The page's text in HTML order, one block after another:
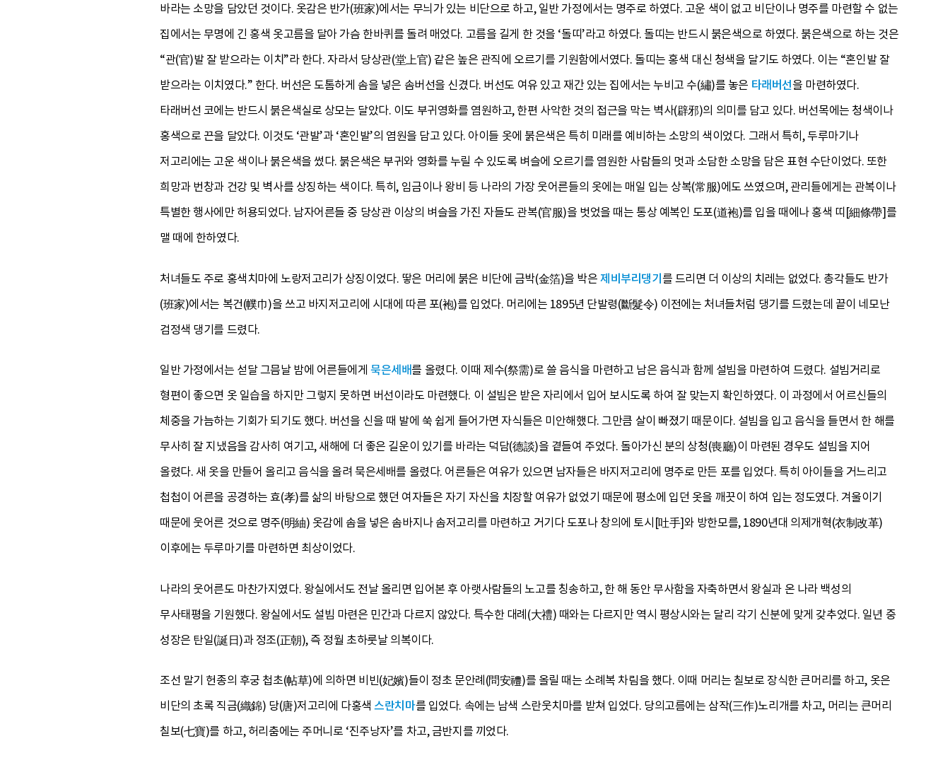
바라는 소망을 담았던 것이다. 옷감은 반가(班家)에서는 무늬가 있는 비단으로 하고, 일반 가정에서는 명주로 하였다. 고운 색이 없고 비단이나 명주를 마련할 수 없는
집에서는 무명에 긴 홍색 옷고름을 달아 가슴 한바퀴를 돌려 매었다. 고름을 길게 한 것을 ‘돌띠’라고 하였다. 돌띠는 반드시 붉은색으로 하였다. 붉은색으로 하는 것은
“관(官)발 잘 받으라는 이치”라 한다. 자라서 당상관(堂上官) 같은 높은 관직에 오르기를 기원함에서였다. 돌띠는 홍색 대신 청색을 달기도 하였다. 이는 “혼인발 잘
받으라는 이치였다.” 한다. 버선은 도톰하게 솜을 넣은 솜버선을 신겼다. 버선도 여유 있고 재간 있는 집에서는 누비고 수(繡)를 놓은 타래버선을 마련하였다.
타래버선 코에는 반드시 붉은색실로 상모는 달았다. 이도 부귀영화를 염원하고, 한편 사악한 것의 접근을 막는 벽사(辟邪)의 의미를 담고 있다. 버선목에는 청색이나
홍색으로 끈을 달았다. 이것도 ‘관발’과 ‘혼인발’의 염원을 담고 있다. 아이들 옷에 붉은색은 특히 미래를 예비하는 소망의 색이었다. 그래서 특히, 두루마기나
저고리에는 고운 색이나 붉은색을 썼다. 붉은색은 부귀와 영화를 누릴 수 있도록 벼슬에 오르기를 염원한 사람들의 멋과 소담한 소망을 담은 표현 수단이었다. 또한
희망과 번창과 건강 및 벽사를 상징하는 색이다. 특히, 임금이나 왕비 등 나라의 가장 웃어른들의 옷에는 매일 입는 상복(常服)에도 쓰였으며, 관리들에게는 관복이나
특별한 행사에만 허용되었다. 남자어른들 중 당상관 이상의 벼슬을 가진 자들도 관복(官服)을 벗었을 때는 통상 예복인 도포(道袍)를 입을 때에나 홍색 띠[細條帶]를
맬 때에 한하였다.
처녀들도 주로 홍색치마에 노랑저고리가 상징이었다. 땋은 머리에 붉은 비단에 금박(金箔)을 박은제비부리댕기를 드리면 더 이상의 치레는 없었다. 총각들도 반가
(班家)에서는 복건(幞巾)을 쓰고 바지저고리에 시대에 따른 포(袍)를 입었다. 머리에는 1895년 단발령(斷髮令) 이전에는 처녀들처럼 댕기를 드렸는데 끝이 네모난
검정색 댕기를 드렸다.
일반 가정에서는 섣달 그믐날 밤에 어른들에게묵은세배를 올렸다. 이때 제수(祭需)로 쓸 음식을 마련하고 남은 음식과 함께 설빔을 마련하여 드렸다. 설빔거리로
형편이 좋으면 옷 일습을 하지만 그렇지 못하면 버선이라도 마련했다. 이 설빔은 받은 자리에서 입어 보시도록 하여 잘 맞는지 확인하였다. 이 과정에서 어르신들의
체중을 가늠하는 기회가 되기도 했다. 버선을 신을 때 발에 쑥 쉽게 들어가면 자식들은 미안해했다. 그만큼 살이 빠졌기 때문이다. 설빔을 입고 음식을 들면서 한 해를
무사히 잘 지냈음을 감사히 여기고, 새해에 더 좋은 길운이 있기를 바라는 덕담(德談)을 곁들여 주었다. 돌아가신 분의 상청(喪廳)이 마련된 경우도 설빔을 지어
올렸다. 새 옷을 만들어 올리고 음식을 올려 묵은세배를 올렸다. 어른들은 여유가 있으면 남자들은 바지저고리에 명주로 만든 포를 입었다. 특히 아이들을 거느리고
첩첩이 어른을 공경하는 효(孝)를 삶의 바탕으로 했던 여자들은 자기 자신을 치장할 여유가 없었기 때문에 평소에 입던 옷을 깨끗이 하여 입는 정도였다. 겨울이기
때문에 웃어른 것으로 명주(明紬) 옷감에 솜을 넣은 솜바지나 솜저고리를 마련하고 거기다 도포나 창의에 토시[吐手]와 방한모를, 1890년대 의제개혁(衣制改革)
이후에는 두루마기를 마련하면 최상이었다.
나라의 웃어른도 마찬가지였다. 왕실에서도 전날 올리면 입어본 후 아랫사람들의 노고를 칭송하고, 한 해 동안 무사함을 자축하면서 왕실과 온 나라 백성의
무사태평을 기원했다. 왕실에서도 설빔 마련은 민간과 다르지 않았다. 특수한 대례(大禮) 때와는 다르지만 역시 평상시와는 달리 각기 신분에 맞게 갖추었다. 일년 중
성장은 탄일(誕日)과 정조(正朝), 즉 정월 초하룻날 의복이다.
조선 말기 헌종의 후궁 첩초(帖草)에 의하면 비빈(妃嬪)들이 정초 문안례(問安禮)를 올릴 때는 소례복 차림을 했다. 이때 머리는 칠보로 장식한 큰머리를 하고, 옷은
비단의 초록 직금(織錦) 당(唐)저고리에 다홍색스란치마를 입었다. 속에는 남색 스란웃치마를 받쳐 입었다. 당의고름에는 삼작(三作)노리개를 차고, 머리는 큰머리
칠보(七寶)를 하고, 허리춤에는 주머니로 ‘진주낭자’를 차고, 금반지를 끼었다.